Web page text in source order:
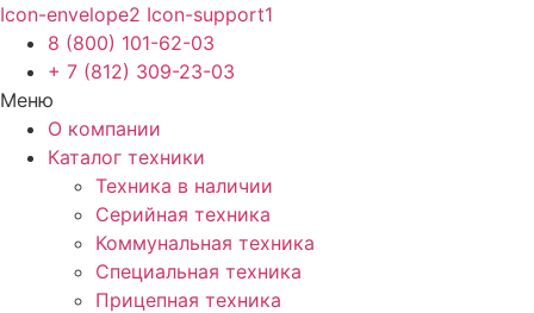
Icon-envelope2 Icon-support1
8 (800) 101-62-03
+ 7 (812) 309-23-03
Меню
О компании
Каталог техники
Техника в наличии
Серийная техника
Коммунальная техника
Специальная техника
Прицепная техника